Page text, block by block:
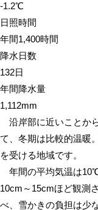
-1.2℃
日照時間
年間1,400時間
降水日数
132日
年間降水量
1,112mm
沿岸部に近いことか
て、冬期は比較的温暖
を受ける地域です。
年間の平均気温は
10cm～15cmほど観測
べ、雪かきの負担は少